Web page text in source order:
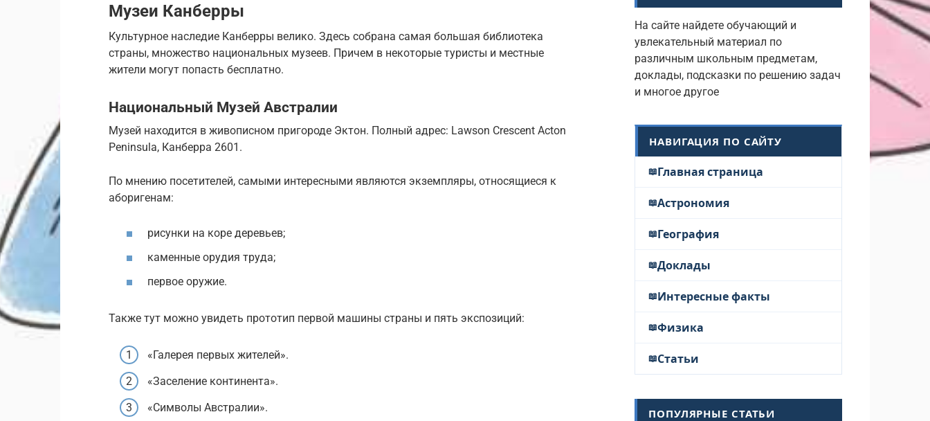
Музеи Канберры
Культурное наследие Канберры велико. Здесь собрана самая большая библиотека
страны, множество национальных музеев. Причем в некоторые туристы и местные
жители могут попасть бесплатно.
Национальный Музей Австралии
Музей находится в живописном пригороде Эктон. Полный адрес: Lawson Crescent Acton
Peninsula, Канберра 2601.
По мнению посетителей, самыми интересными являются экземпляры, относящиеся к
аборигенам:
рисунки на коре деревьев;
каменные орудия труда;
первое оружие.
Также тут можно увидеть прототип первой машины страны и пять экспозиций:
«Галерея первых жителей».
«Заселение континента».
«Символы Австралии».
На сайте найдете обучающий и
увлекательный материал по
различным школьным предметам,
доклады, подсказки по решению задач
и многое другое
НАВИГАЦИЯ ПО САЙТУ
Главная страница
Астрономия
География
Доклады
Интересные факты
Физика
Статьи
ПОПУЛЯРНЫЕ СТАТЬИ